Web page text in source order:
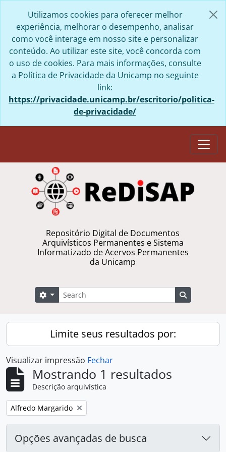
Utilizamos cookies para oferecer melhor
experiência, melhorar o desempenho, analisar
como você interage em nosso site e personalizar
conteúdo. Ao utilizar este site, você concorda com
o uso de cookies. Para mais informações, consulte
a Política de Privacidade da Unicamp no seguinte
link:
https://privacidade.unicamp.br/escritorio/politica-
de-privacidade/
Repositório Digital de Documentos
Arquivísticos Permanentes e Sistema
Informatizado de Acervos Permanentes
da Unicamp
Buscar
Opções de busca
Limite seus resultados por:
Visualizar impressão Fechar
Mostrando 1 resultados
Descrição arquivística
Remover filtro:
Alfredo Margarido
Opções avançadas de busca